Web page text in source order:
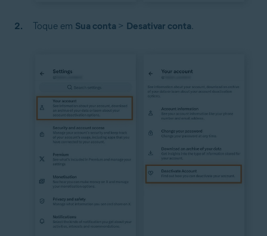
Toque em Sua conta > Desativar conta.